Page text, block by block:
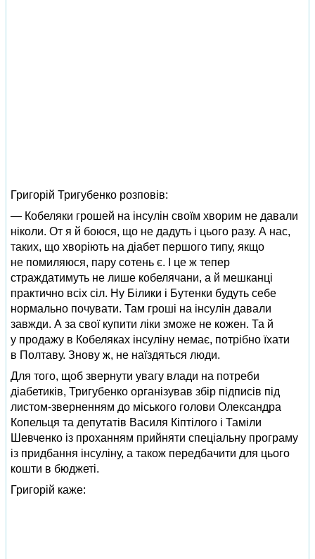
Григорій Тригубенко розповів:
— Кобеляки грошей на інсулін своїм хворим не давали
ніколи. От я й боюся, що не дадуть і цього разу. А нас,
таких, що хворіють на діабет першого типу, якщо
не помиляюся, пару сотень є. І це ж тепер
страждатимуть не лише кобелячани, а й мешканці
практично всіх сіл. Ну Білики і Бутенки будуть себе
нормально почувати. Там гроші на інсулін давали
завжди. А за свої купити ліки зможе не кожен. Та й
у продажу в Кобеляках інсуліну немає, потрібно їхати
в Полтаву. Знову ж, не наїздяться люди.
Для того, щоб звернути увагу влади на потреби
діабетиків, Тригубенко організував збір підписів під
листом-зверненням до міського голови Олександра
Копельця та депутатів Василя Кіптілого і Таміли
Шевченко із проханням прийняти спеціальну програму
із придбання інсуліну, а також передбачити для цього
кошти в бюджеті.
Григорій каже: